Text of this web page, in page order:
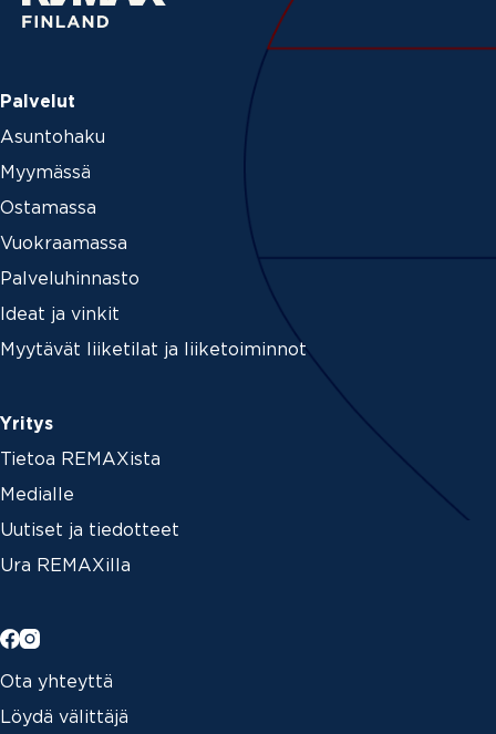
Palvelut
Asuntohaku
Myymässä
Ostamassa
Vuokraamassa
Palveluhinnasto
Ideat ja vinkit
Myytävät liiketilat ja liiketoiminnot
Yritys
Tietoa REMAXista
Medialle
Uutiset ja tiedotteet
Ura REMAXilla
Ota yhteyttä
Löydä välittäjä